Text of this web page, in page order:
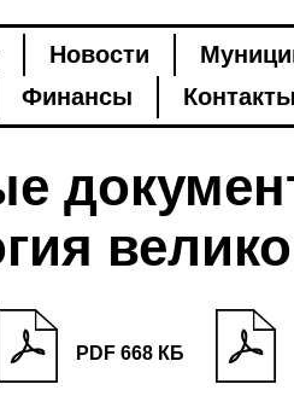
Новости
Финансы
PDF 668 КБ